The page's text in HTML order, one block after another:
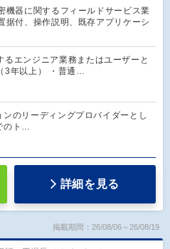
機器に関するフィールドサービス業
据付、操作説明、既存アプリケーシ
るエンジニア業務またはユーザーと
3年以上） ・普通…
ンのリーディングプロバイダーとし
のト…
詳細を見る
掲載期間：26/08/06～26/08/19